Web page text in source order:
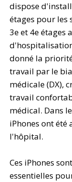
dispose
étages pour les
3e et 4e étages
donné la
travail par le
médicale (DX),
travail
médical. Dans
iPhones ont
l'hôpital.
Ces iPhones
essentielles